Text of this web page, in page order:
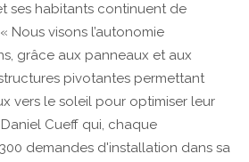
ses habitants continuent de
Nous visons l’autonomie
grâce aux panneaux et aux
pivotantes permettant
vers le soleil pour optimiser leur
Cueff qui, chaque
demandes d'installation dans sa